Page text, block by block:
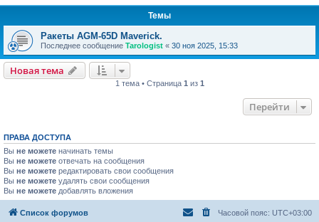
Темы
Ракеты AGM-65D Maverick.
Последнее сообщение Tarologist « 30 ноя 2025, 15:33
Новая тема
1 тема • Страница 1 из 1
Перейти
ПРАВА ДОСТУПА
Вы не можете начинать темы
Вы не можете отвечать на сообщения
Вы не можете редактировать свои сообщения
Вы не можете удалять свои сообщения
Вы не можете добавлять вложения
Список форумов Часовой пояс: UTC+03:00